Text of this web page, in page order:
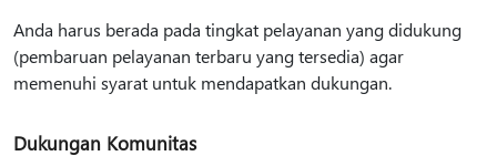
Anda harus berada pada tingkat pelayanan yang didukung
(pembaruan pelayanan terbaru yang tersedia) agar
memenuhi syarat untuk mendapatkan dukungan.
Dukungan Komunitas